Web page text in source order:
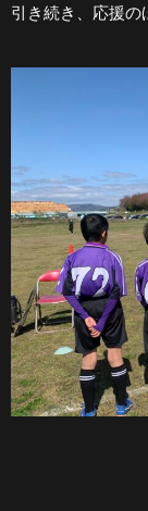
引き続き、応援の